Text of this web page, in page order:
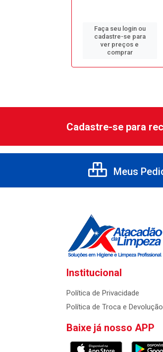
Faça seu login ou
cadastre-se para
ver preços e
comprar
Cadastre-se para
Meus
Institucional
Política de Privacidade
Política de Troca e Devolução
Baixe já nosso APP